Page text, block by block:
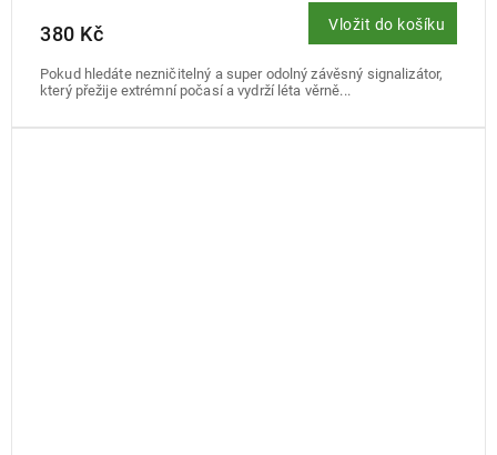
380 Kč Vložit do košíku
Pokud hledáte nezničitelný a super odolný závěsný signalizátor,
který přežije extrémní počasí a vydrží léta věrně...